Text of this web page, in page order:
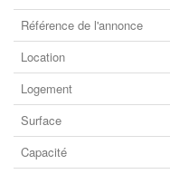
Référence de l'annonce
Location
Logement
Surface
Capacité